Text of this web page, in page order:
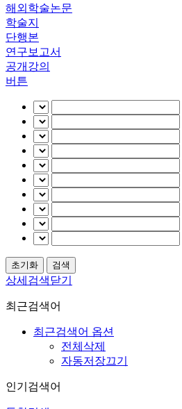
해외학술논문
학술지
단행본
연구보고서
공개강의
버튼
상세검색닫기
최근검색어
최근검색어 옵션
전체삭제
자동저장끄기
인기검색어